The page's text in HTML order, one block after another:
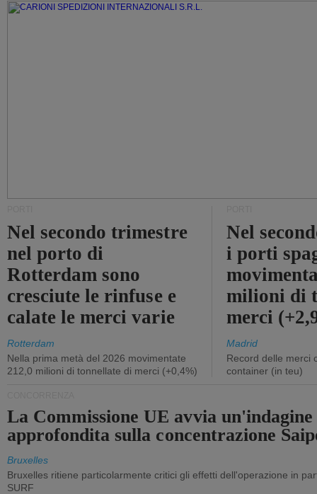
Nel secondo trimestre
nel porto di
Rotterdam sono
cresciute le rinfuse e
calate le merci varie
Rotterdam
Nella prima metà del 2026 movimentate
212,0 milioni di tonnellate di merci (+0,4%)
Nel
i porti
milioni di
merci
Madrid
Record delle merci
container (in teu)
La Commissione UE avvia un'indagine
approfondita sulla concentrazione
Bruxelles
Bruxelles ritiene particolarmente critici gli effetti dell'operazione in
SURF